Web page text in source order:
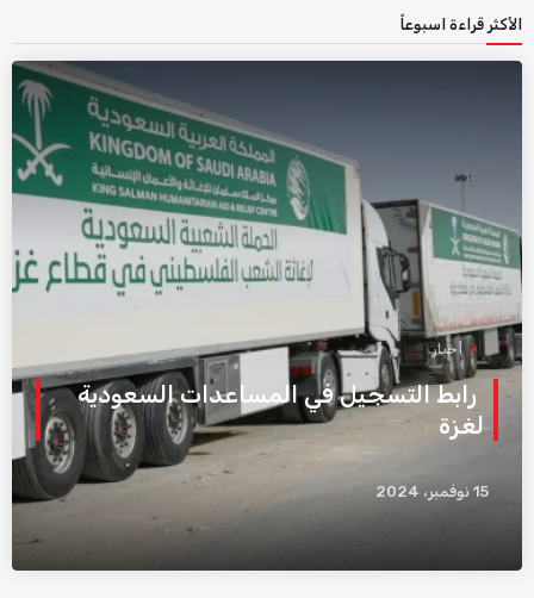
الأكثر قراءة اسبوعاً
أخبار
رابط التسجيل في المساعدات السعودية
لغزة
15 نوفمبر، 2024